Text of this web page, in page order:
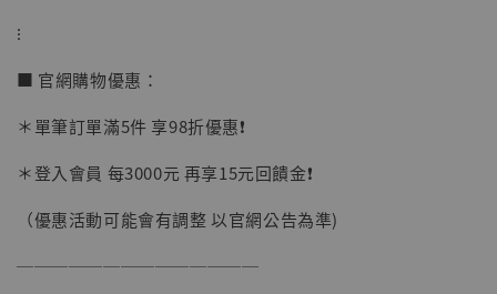
⁝
■ 官網購物優惠：
＊單筆訂單滿5件 享98折優惠❗️
＊登入會員 每3000元 再享15元回饋金❗️
（優惠活動可能會有調整 以官網公告為準)
──────────────